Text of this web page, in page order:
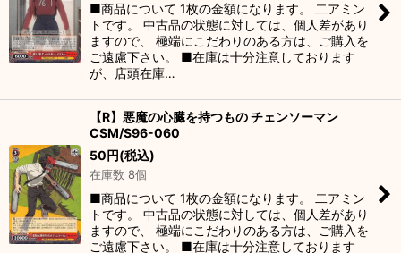
■商品について 1枚の金額になります。 二アミン
トです。 中古品の状態に対しては、個人差があり
ますので、 極端にこだわりのある方は、ご購入を
ご遠慮下さい。 ■在庫は十分注意しております
が、店頭在庫…
【R】悪魔の心臓を持つもの チェンソーマン
CSM/S96-060
50円(税込)
在庫数 8個
■商品について 1枚の金額になります。 二アミン
トです。 中古品の状態に対しては、個人差があり
ますので、 極端にこだわりのある方は、ご購入を
ご遠慮下さい。 ■在庫は十分注意しております